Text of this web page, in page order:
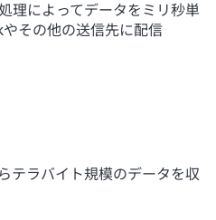
理によってデータをミリ秒単
その他の送信先に配信
テラバイト規模のデータを収